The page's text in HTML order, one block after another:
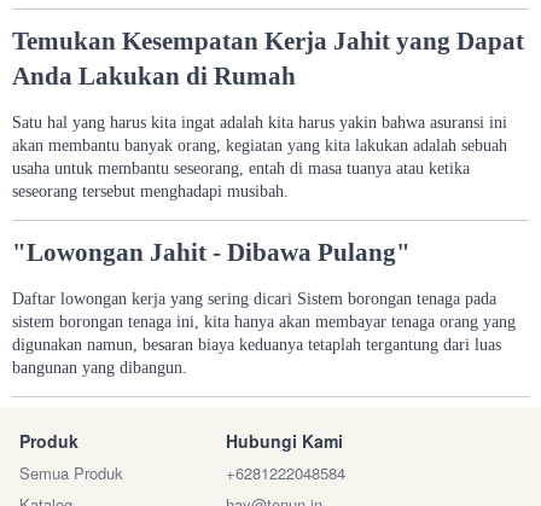
Temukan Kesempatan Kerja Jahit yang Dapat
Anda Lakukan di Rumah
Satu hal yang harus kita ingat adalah kita harus yakin bahwa asuransi ini
akan membantu banyak orang, kegiatan yang kita lakukan adalah sebuah
usaha untuk membantu seseorang, entah di masa tuanya atau ketika
seseorang tersebut menghadapi musibah.
"Lowongan Jahit - Dibawa Pulang"
Daftar lowongan kerja yang sering dicari Sistem borongan tenaga pada
sistem borongan tenaga ini, kita hanya akan membayar tenaga orang yang
digunakan namun, besaran biaya keduanya tetaplah tergantung dari luas
bangunan yang dibangun.
Produk
Semua Produk
Hubungi Kami
+6281222048584